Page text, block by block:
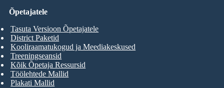
Õpetajatele
Tasuta Versioon Õpetajatele
District Paketid
Kooliraamatukogud ja Meediakeskused
Treeningseansid
Kõik Õpetaja Ressursid
Töölehtede Mallid
Plakati Mallid